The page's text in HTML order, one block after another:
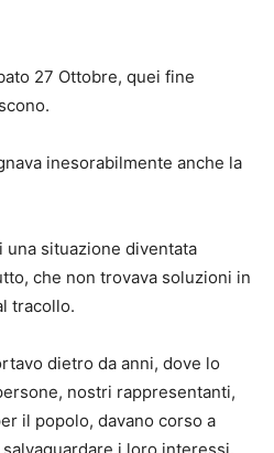
27 Ottobre, quei fine
inesorabilmente anche la
una situazione diventata
che non trovava soluzioni in
tracollo.
dietro da anni, dove lo
nostri rappresentanti,
il popolo, davano corso a